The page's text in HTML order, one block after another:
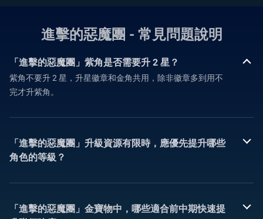
進擊的惡魔團 - 常見問題說明
「進擊的惡魔團」紫角是否需要升 2 星？
紫角不要升 2 星，升星徽章和金角共用，除非徽章多到用不
完才升紫角。
「進擊的惡魔團」升級資源有限時，應優先提升哪些
角色的等級？
「進擊的惡魔團」金寶物中，哪些適合前中期快速提